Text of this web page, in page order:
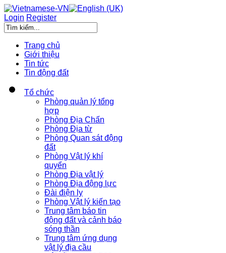
Login Register
Trang chủ
Giới thiệu
Tin tức
Tin động đất
Tổ chức
Phòng quản lý tổng
hợp
Phòng Địa Chấn
Phòng Địa từ
Phòng Quan sát động
đất
Phòng Vật lý khí
quyển
Phòng Địa vật lý
Phòng Địa động lực
Đài điện ly
Phòng Vật lý kiến tạo
Trung tâm báo tin
động đất và cảnh báo
sóng thần
Trung tâm ứng dụng
vật lý địa cầu